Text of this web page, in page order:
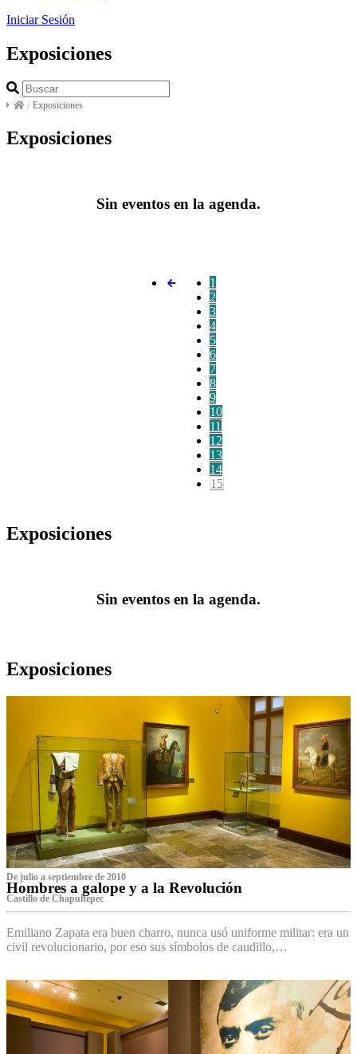
Iniciar Sesión
Exposiciones
/ Exposiciones
Exposiciones
Sin eventos en la agenda.
1
2
3
4
5
6
7
8
9
10
11
12
13
14
15
Exposiciones
Sin eventos en la agenda.
Exposiciones
De julio a septiembre de 2010
Hombres a galope y a la Revolución
Castillo de Chapultepec
Emiliano Zapata era buen charro, nunca usó uniforme militar: era un
civil revolucionario, por eso sus símbolos de caudillo,…